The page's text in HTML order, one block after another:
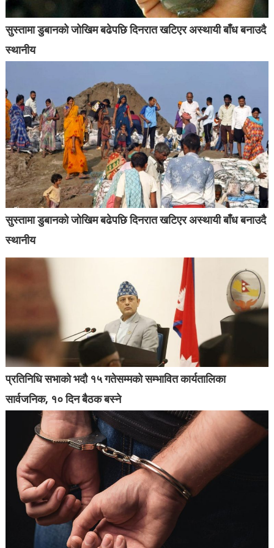
सुस्तामा डुबानको जोखिम बढेपछि दिनरात खटिएर अस्थायी बाँध बनाउदै
स्थानीय
सुस्तामा डुबानको जोखिम बढेपछि दिनरात खटिएर अस्थायी बाँध बनाउदै
स्थानीय
प्रतिनिधि सभाको भदौ १५ गतेसम्मको सम्भावित कार्यतालिका
सार्वजनिक, १० दिन बैठक बस्ने